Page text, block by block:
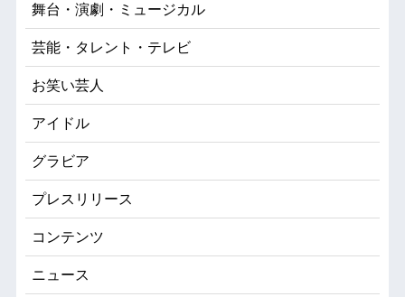
舞台・演劇・ミュージカル
芸能・タレント・テレビ
お笑い芸人
アイドル
グラビア
プレスリリース
コンテンツ
ニュース